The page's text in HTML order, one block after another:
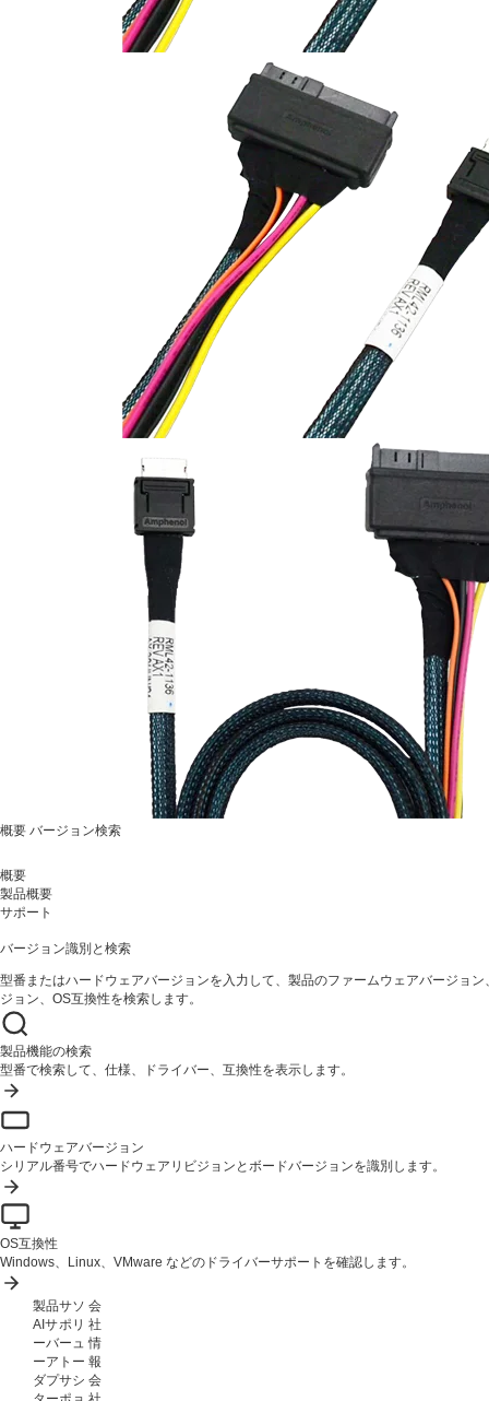
概要 バージョン検索
概要
製品概要
サポート
バージョン識別と検索
型番またはハードウェアバージョンを入力して、製品のファームウェアバージョ
ジョン、OS互換性を検索します。
製品機能の検索
型番で検索して、仕様、ドライバー、互換性を表示します。
ハードウェアバージョン
シリアル番号でハードウェアリビジョンとボードバージョンを識別します。
OS互換性
Windows、Linux、VMware などのドライバーサポートを確認します。
製品
AIサ
ーバ
ーア
ダプ
サ
ポ
ー
ト
サ
ソ
リ
ュ
ー
シ
会
社
情
報
会